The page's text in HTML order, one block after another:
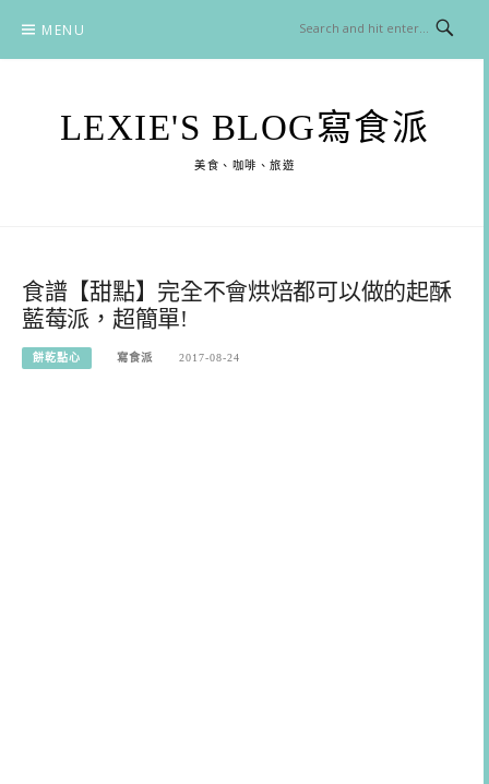
content
MENU
LEXIE'S BLOG寫食派
美食、咖啡、旅遊
食譜【甜點】完全不會烘焙都可以做的起酥
藍莓派，超簡單!
餅乾點心 寫食派 2017-08-24